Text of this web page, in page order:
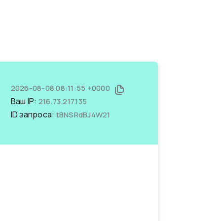
2026-08-08 08:11:55 +0000
Ваш IP: 216.73.217.135
ID запроса: tBNSRdBJ4W21